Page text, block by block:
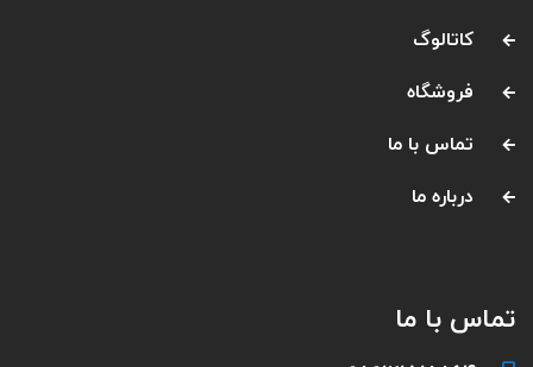
کاتالوگ
فروشگاه
تماس با ما
درباره ما
تماس با ما